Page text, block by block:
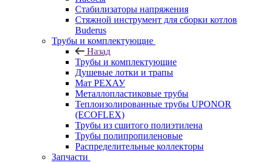
Стабилизаторы напряжения
Стяжной инструмент для сборки котлов
Buderus
Трубы и комплектующие
Назад
Трубы и комплектующие
Душевые лотки и трапы
Мат РЕХАУ
Металлопластиковые трубы
Теплоизолированные трубы UPONOR
(ECOFLEX)
Трубы из сшитого полиэтилена
Трубы полипропиленовые
Распределительные коллекторы
Запчасти